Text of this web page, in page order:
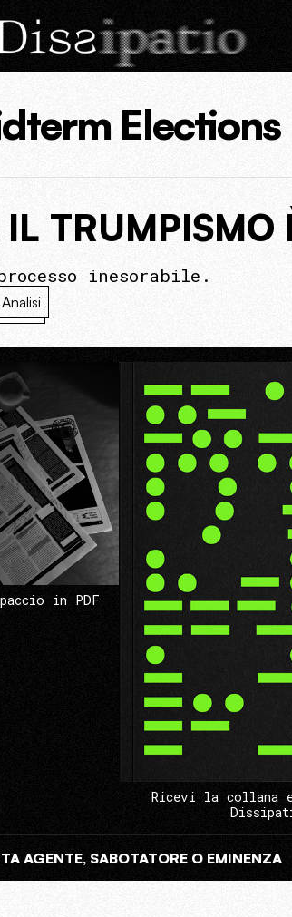
Elections
TRUMPISMO
inesorabile.
Analisi
in PDF
Ricevi la collana
AGENTE, SABOTATORE O EMINENZA